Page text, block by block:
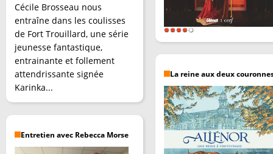
Cécile Brosseau nous
entraîne dans les coulisses
de Fort Trouillard, une série
jeunesse fantastique,
entrainante et follement
attendrissante signée
Karinka...
Entretien avec Rebecca Morse
La reine aux deux